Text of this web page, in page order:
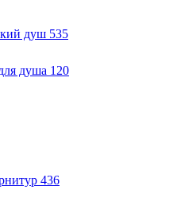
душ 535
душа 120
436